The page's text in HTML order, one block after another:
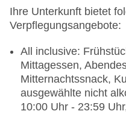
ohne Gebühr, an der
ohne Gebühr, bei All
Wäscheservice:
Gepäckservice
Zahlungsarten: TUI
Karte/Maestro
Haustiere nicht
Ihre Unterkunft bietet
Verpflegungsangebote:
All inclusive:
Mittagessen,
Mitternachtssnack,
ausgewählte nicht
10:00 Uhr - 23:59